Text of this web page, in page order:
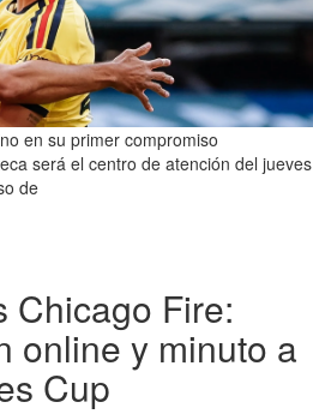
en su primer compromiso
será el centro de atención del jueves
de
Chicago Fire:
online y minuto a
Cup